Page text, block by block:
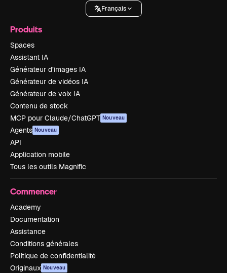
Français
Produits
Spaces
Assistant IA
Générateur d’images IA
Générateur de vidéos IA
Générateur de voix IA
Contenu de stock
MCP pour Claude/ChatGPT Nouveau
Agents Nouveau
API
Application mobile
Tous les outils Magnific
Commencer
Academy
Documentation
Assistance
Conditions générales
Politique de confidentialité
Originaux Nouveau